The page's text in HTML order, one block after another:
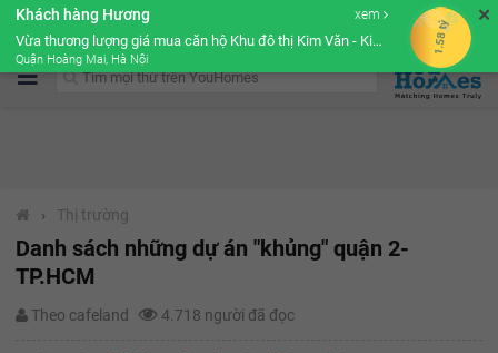
Cộng đồng Môi giới bPRO
› Thị trường
Danh sách những dự án "khủng" quận 2-
TP.HCM
Theo cafeland 4.718 người đã đọc
✕
Khách hàng Hương xem
Vừa thương lượng giá mua căn hộ Khu đô thị Kim Văn - Kim Lũ Golden Silk
Quận Hoàng Mai, Hà Nội
1.58 tỷ